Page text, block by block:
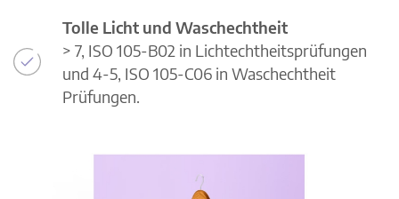
Tolle Licht und Waschechtheit
> 7, ISO 105-B02 in Lichtechtheitsprüfungen
und 4-5, ISO 105-C06 in Waschechtheit
Prüfungen.